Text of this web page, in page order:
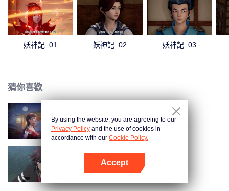
妖神記_01 妖神記_02 妖神記_03
猜你喜歡
長安幻街
全職法師 第1季
By using the website, you are agreeing to our
Privacy Policy and the use of cookies in
accordance with our Cookie Policy.
Accept